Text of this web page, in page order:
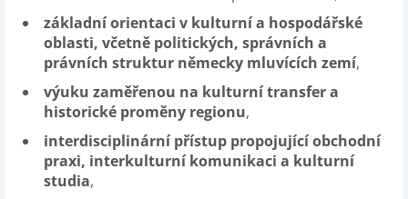
základní orientaci v kulturní a hospodářské
oblasti, včetně politických, správních a
právních struktur německy mluvících zemí,
výuku zaměřenou na kulturní transfer a
historické proměny regionu,
interdisciplinární přístup propojující obchodní
praxi, interkulturní komunikaci a kulturní
studia,